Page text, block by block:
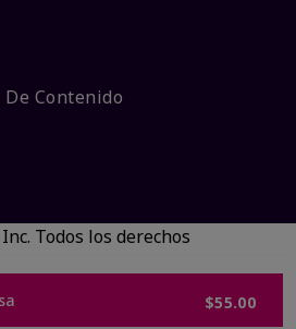
$55.00
Contenido
Todos los derechos
Código
Privacidad